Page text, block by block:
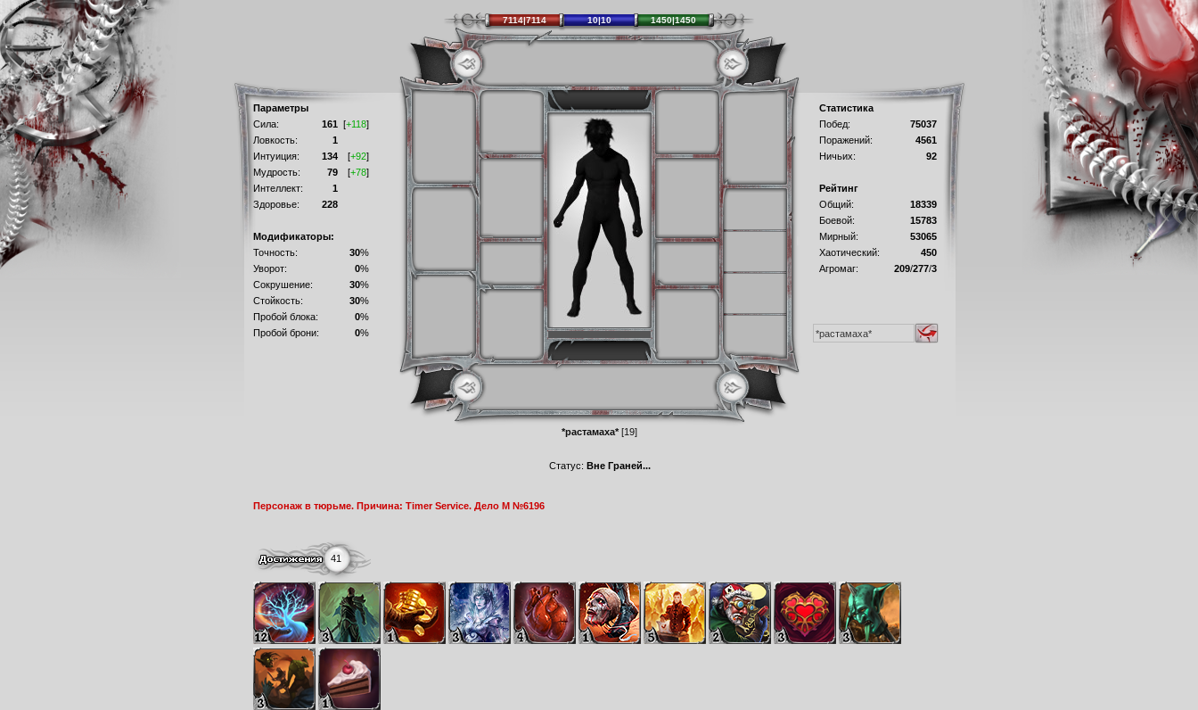
Параметры
Сила:
161 [+118]
Ловкость:
1
Интуиция:
134 [+92]
Мудрость:
79 [+78]
Интеллект:
1
Здоровье:
228
Модификаторы:
Точность:
30%
Уворот:
0%
Сокрушение:
30%
Стойкость:
30%
Пробой блока:
0%
Пробой брони:
0%
Статистика
Побед:
75037
Поражений:
4561
Ничьих:
92
Рейтинг
Общий:
18339
Боевой:
15783
Мирный:
53065
Хаотический:
450
Агромаг:
209/277/3
Статус: Вне Граней...
Персонаж в тюрьме. Причина: Timer Service. Дело М №6196
41
7114|7114 10|10 1450|1450
*растамаха* [19]